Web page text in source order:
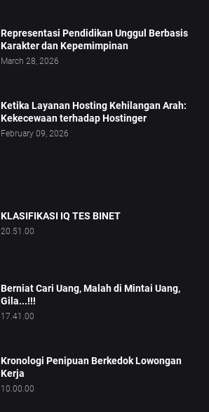
Representasi Pendidikan Unggul Berbasis
Karakter dan Kepemimpinan
March 28, 2026
Ketika Layanan Hosting Kehilangan Arah:
Kekecewaan terhadap Hostinger
February 09, 2026
KLASIFIKASI IQ TES BINET
20.51.00
Berniat Cari Uang, Malah di Mintai Uang,
Gila...!!!
17.41.00
Kronologi Penipuan Berkedok Lowongan
Kerja
10.00.00